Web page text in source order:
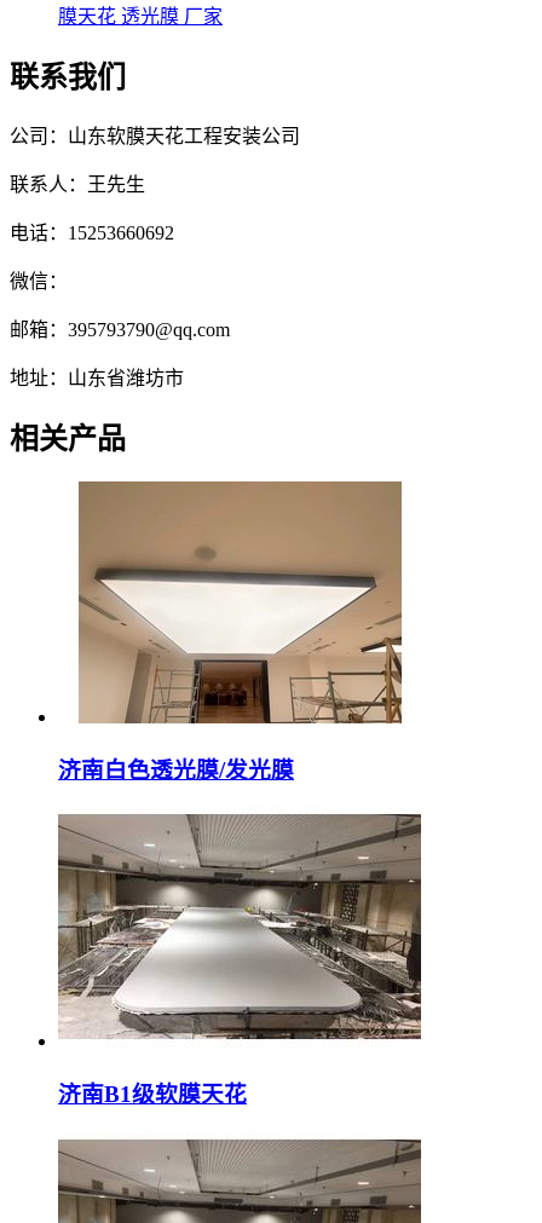
膜天花 透光膜 厂家
联系我们
公司：山东软膜天花工程安装公司
联系人：王先生
电话：15253660692
微信：
邮箱：395793790@qq.com
地址：山东省潍坊市
相关产品
济南白色透光膜/发光膜
济南B1级软膜天花